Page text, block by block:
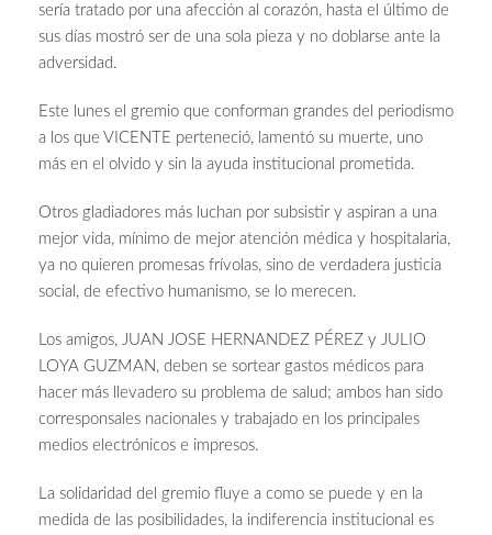
sería tratado por una afección al corazón, hasta el último de
sus días mostró ser de una sola pieza y no doblarse ante la
adversidad.
Este lunes el gremio que conforman grandes del periodismo
a los que VICENTE perteneció, lamentó su muerte, uno
más en el olvido y sin la ayuda institucional prometida.
Otros gladiadores más luchan por subsistir y aspiran a una
mejor vida, mínimo de mejor atención médica y hospitalaria,
ya no quieren promesas frívolas, sino de verdadera justicia
social, de efectivo humanismo, se lo merecen.
Los amigos, JUAN JOSE HERNANDEZ PÉREZ y JULIO
LOYA GUZMAN, deben se sortear gastos médicos para
hacer más llevadero su problema de salud; ambos han sido
corresponsales nacionales y trabajado en los principales
medios electrónicos e impresos.
La solidaridad del gremio fluye a como se puede y en la
medida de las posibilidades, la indiferencia institucional es